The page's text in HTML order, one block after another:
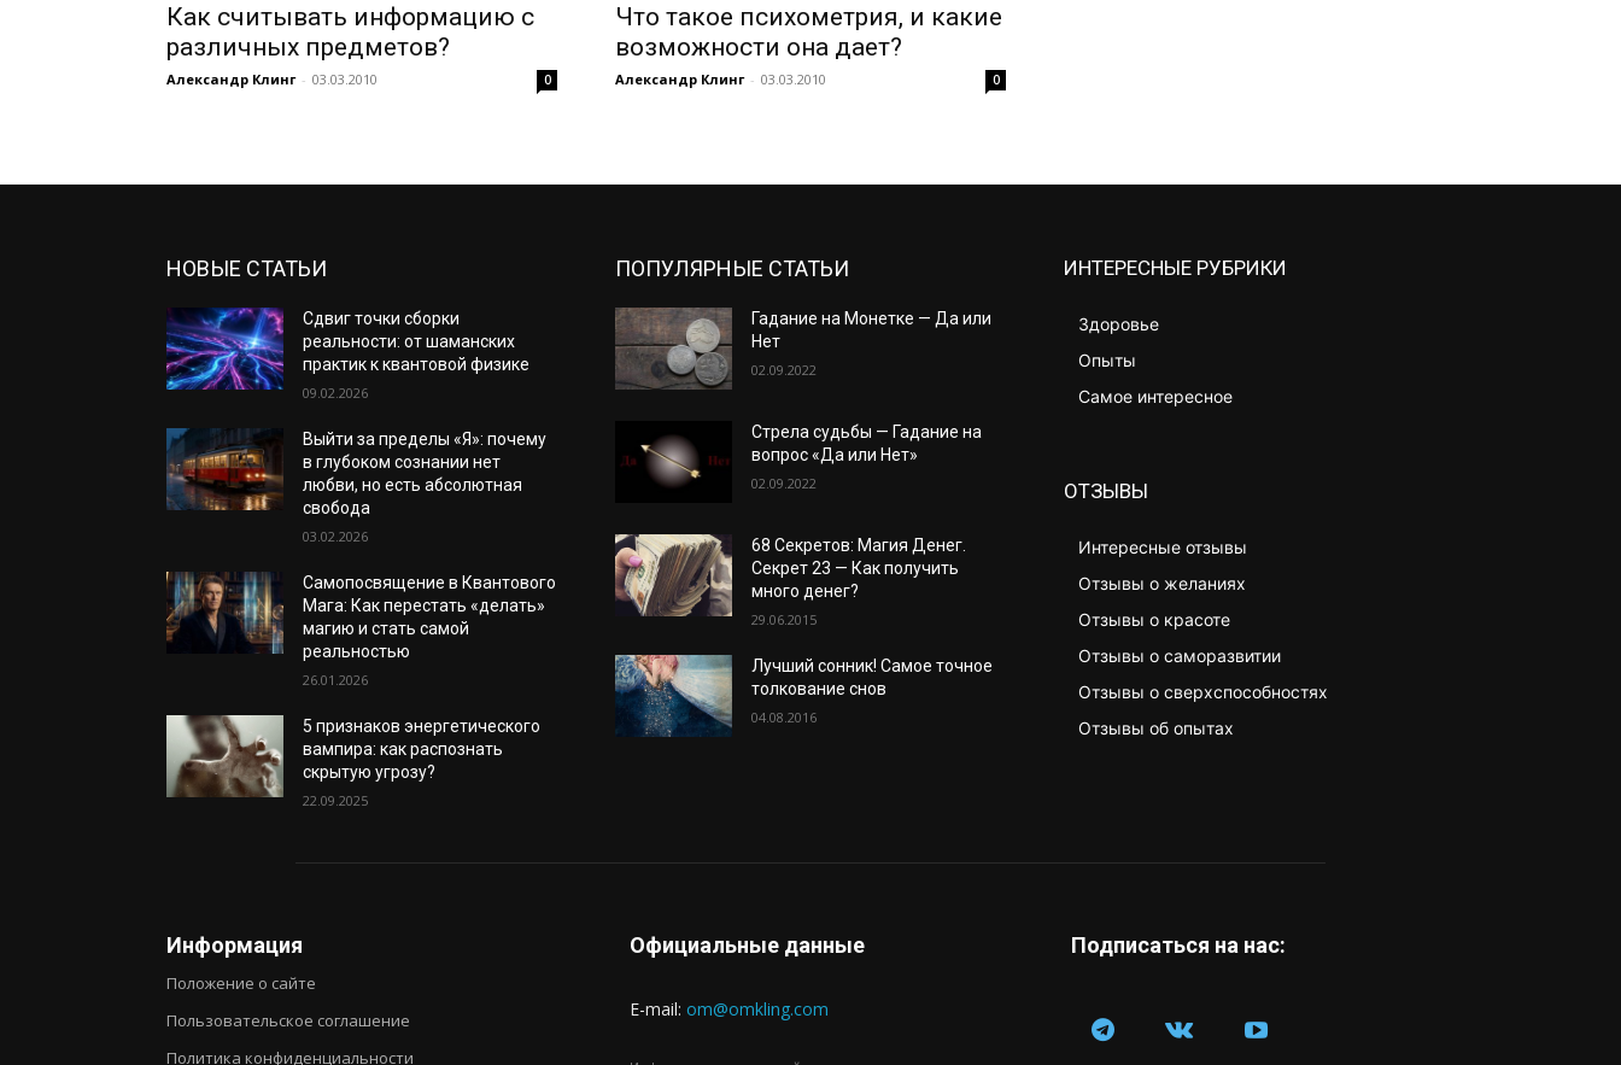
Как считывать информацию с
различных предметов?
Александр Клинг - 03.03.2010 0
Что такое психометрия, и какие
возможности она дает?
Александр Клинг - 03.03.2010 0
НОВЫЕ СТАТЬИ
Сдвиг точки сборки
реальности: от шаманских
практик к квантовой физике
09.02.2026
Выйти за пределы «Я»: почему
в глубоком сознании нет
любви, но есть абсолютная
свобода
03.02.2026
Самопосвящение в Квантового
Мага: Как перестать «делать»
магию и стать самой
реальностью
26.01.2026
5 признаков энергетического
вампира: как распознать
скрытую угрозу?
22.09.2025
ПОПУЛЯРНЫЕ СТАТЬИ
Гадание на Монетке — Да или
Нет
02.09.2022
Стрела судьбы — Гадание на
вопрос «Да или Нет»
02.09.2022
68 Секретов: Магия Денег.
Секрет 23 — Как получить
много денег?
29.06.2015
Лучший сонник! Самое точное
толкование снов
04.08.2016
ИНТЕРЕСНЫЕ РУБРИКИ
Здоровье
Опыты
Самое интересное
ОТЗЫВЫ
Интересные отзывы
Отзывы о желаниях
Отзывы о красоте
Отзывы о саморазвитии
Отзывы о сверхспособностях
Отзывы об опытах
Информация
Положение о сайте
Пользовательское соглашение
Политика конфиденциальности
Официальные данные
E-mail:om@omkling.com
Подписаться на нас: